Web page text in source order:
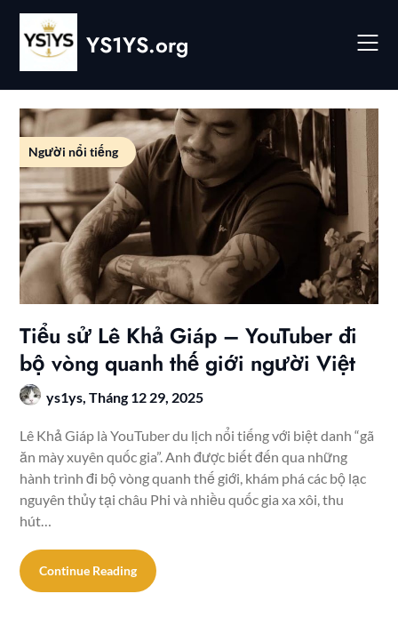
Skip
content
YS1YS.org
Người nổi tiếng
Tiểu sử Lê Khả Giáp – YouTuber đi
bộ vòng quanh thế giới người Việt
ys1ys,Tháng 12 29, 2025
Lê Khả Giáp là YouTuber du lịch nổi tiếng với biệt danh “gã
ăn mày xuyên quốc gia”. Anh được biết đến qua những
hành trình đi bộ vòng quanh thế giới, khám phá các bộ lạc
nguyên thủy tại châu Phi và nhiều quốc gia xa xôi, thu
hút…
Continue Reading